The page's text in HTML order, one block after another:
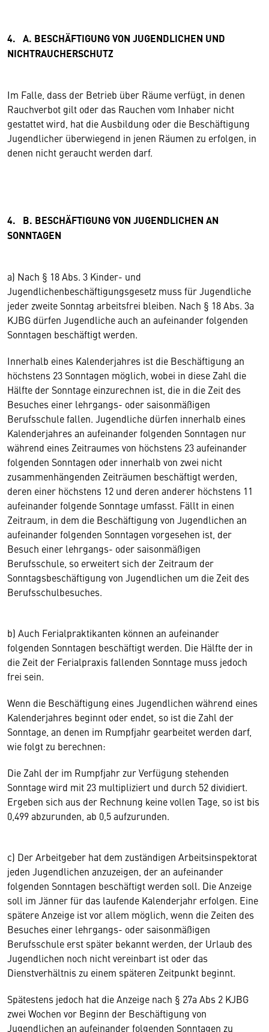
4. A. BESCHÄFTIGUNG VON JUGENDLICHEN UND
NICHTRAUCHERSCHUTZ
Im Falle, dass der Betrieb über Räume verfügt, in denen
Rauchverbot gilt oder das Rauchen vom Inhaber nicht
gestattet wird, hat die Ausbildung oder die Beschäftigung
Jugendlicher überwiegend in jenen Räumen zu erfolgen, in
denen nicht geraucht werden darf.
4. B. BESCHÄFTIGUNG VON JUGENDLICHEN AN
SONNTAGEN
a) Nach § 18 Abs. 3 Kinder- und
Jugendlichenbeschäftigungsgesetz muss für Jugendliche
jeder zweite Sonntag arbeitsfrei bleiben. Nach § 18 Abs. 3a
KJBG dürfen Jugendliche auch an aufeinander folgenden
Sonntagen beschäftigt werden.
Innerhalb eines Kalenderjahres ist die Beschäftigung an
höchstens 23 Sonntagen möglich, wobei in diese Zahl die
Hälfte der Sonntage einzurechnen ist, die in die Zeit des
Besuches einer lehrgangs- oder saisonmäßigen
Berufsschule fallen. Jugendliche dürfen innerhalb eines
Kalenderjahres an aufeinander folgenden Sonntagen nur
während eines Zeitraumes von höchstens 23 aufeinander
folgenden Sonntagen oder innerhalb von zwei nicht
zusammenhängenden Zeiträumen beschäftigt werden,
deren einer höchstens 12 und deren anderer höchstens 11
aufeinander folgende Sonntage umfasst. Fällt in einen
Zeitraum, in dem die Beschäftigung von Jugendlichen an
aufeinander folgenden Sonntagen vorgesehen ist, der
Besuch einer lehrgangs- oder saisonmäßigen
Berufsschule, so erweitert sich der Zeitraum der
Sonntagsbeschäftigung von Jugendlichen um die Zeit des
Berufsschulbesuches.
b) Auch Ferialpraktikanten können an aufeinander
folgenden Sonntagen beschäftigt werden. Die Hälfte der in
die Zeit der Ferialpraxis fallenden Sonntage muss jedoch
frei sein.
Wenn die Beschäftigung eines Jugendlichen während eines
Kalenderjahres beginnt oder endet, so ist die Zahl der
Sonntage, an denen im Rumpfjahr gearbeitet werden darf,
wie folgt zu berechnen:
Die Zahl der im Rumpfjahr zur Verfügung stehenden
Sonntage wird mit 23 multipliziert und durch 52 dividiert.
Ergeben sich aus der Rechnung keine vollen Tage, so ist bis
0,499 abzurunden, ab 0,5 aufzurunden.
c) Der Arbeitgeber hat dem zuständigen Arbeitsinspektorat
jeden Jugendlichen anzuzeigen, der an aufeinander
folgenden Sonntagen beschäftigt werden soll. Die Anzeige
soll im Jänner für das laufende Kalenderjahr erfolgen. Eine
spätere Anzeige ist vor allem möglich, wenn die Zeiten des
Besuches einer lehrgangs- oder saisonmäßigen
Berufsschule erst später bekannt werden, der Urlaub des
Jugendlichen noch nicht vereinbart ist oder das
Dienstverhältnis zu einem späteren Zeitpunkt beginnt.
Spätestens jedoch hat die Anzeige nach § 27a Abs 2 KJBG
zwei Wochen vor Beginn der Beschäftigung von
Jugendlichen an aufeinander folgenden Sonntagen zu